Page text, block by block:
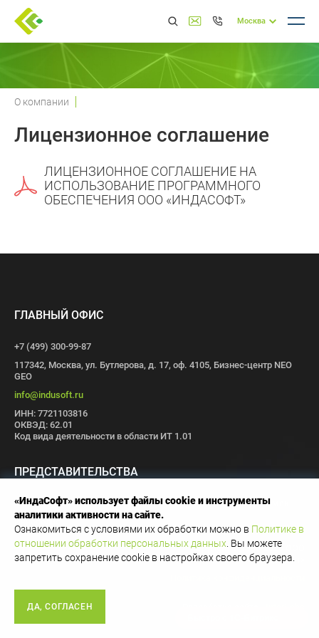
Москва
О компании
Лицензионное соглашение
ЛИЦЕНЗИОННОЕ СОГЛАШЕНИЕ НА
ИСПОЛЬЗОВАНИЕ ПРОГРАММНОГО
ОБЕСПЕЧЕНИЯ ООО «ИНДАСОФТ»
ГЛАВНЫЙ ОФИС
+7 (499) 300-99-87
117342, Москва, ул. Бутлерова, д. 17, оф. 4105, Бизнес-центр NEO
GEO
info@indusoft.ru
ИНН: 7721103816
ОКВЭД: 62.01
Код вида деятельности в области ИТ 1.01
ПРЕДСТАВИТЕЛЬСТВА
Москва Санкт-Петербург Пермь Иваново Волгоград
Томск
Иннополис
Copyright © 1996-2026 OOO
«ИндаСофт»
«ИндаСофт» использует файлы cookie и инструменты
аналитики активности на сайте.
Ознакомиться с условиями их обработки можно в Политике в
отношении обработки персональных данных . Вы можете
запретить сохранение cookie в настройках своего браузера.
ДА, СОГЛАСЕН